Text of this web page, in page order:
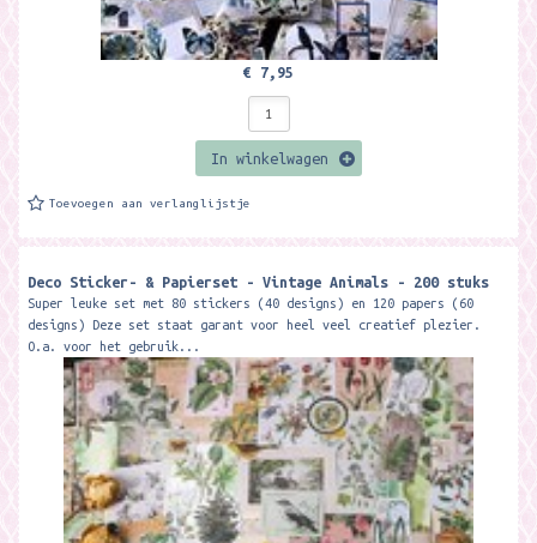
€ 7,95
In winkelwagen
Toevoegen aan verlanglijstje
Deco Sticker- & Papierset - Vintage Animals - 200 stuks
Super leuke set met 80 stickers (40 designs) en 120 papers (60
designs) Deze set staat garant voor heel veel creatief plezier.
O.a. voor het gebruik...